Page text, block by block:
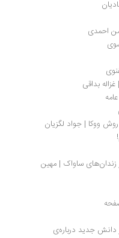
| جواد لگزیان
مروری بر دوران فرصت‌ها: درس‌هایی از دانش جدید درباره‌ی